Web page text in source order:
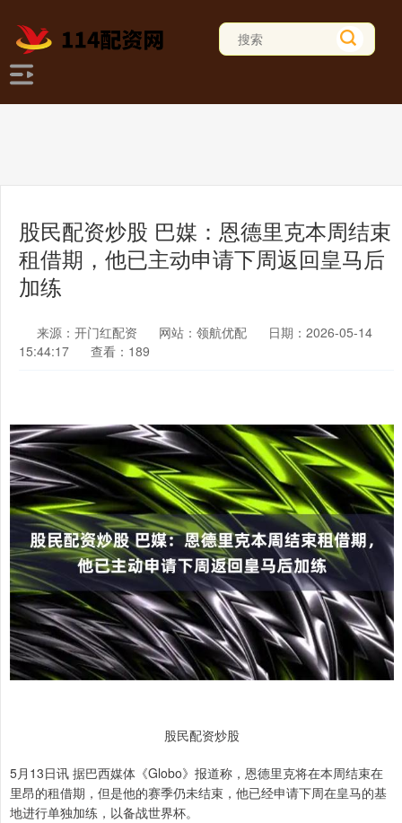
股民配资炒股 巴媒：恩德里克本周结束
租借期，他已主动申请下周返回皇马后
加练
来源：开门红配资 网站：领航优配
日期：2026-05-14
15:44:17
查看：189
股民配资炒股
5月13日讯 据巴西媒体《Globo》报道称，恩德里克将在本周结束在
里昂的租借期，但是他的赛季仍未结束，他已经申请下周在皇马的基
地进行单独加练，以备战世界杯。